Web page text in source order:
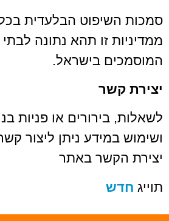
סמכות השיפוט הבלעדית בכל
ממדיניות זו תהא נתונה
המוסמכים בישראל.
יצירת קשר
לשאלות, בירורים או פניות
ושימוש במידע ניתן ליצור
יצירת הקשר באתר
תוייג חדש